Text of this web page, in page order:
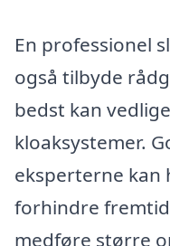
En professionel
også tilbyde
bedst kan
kloaksystemer.
eksperterne kan
forhindre
medføre større